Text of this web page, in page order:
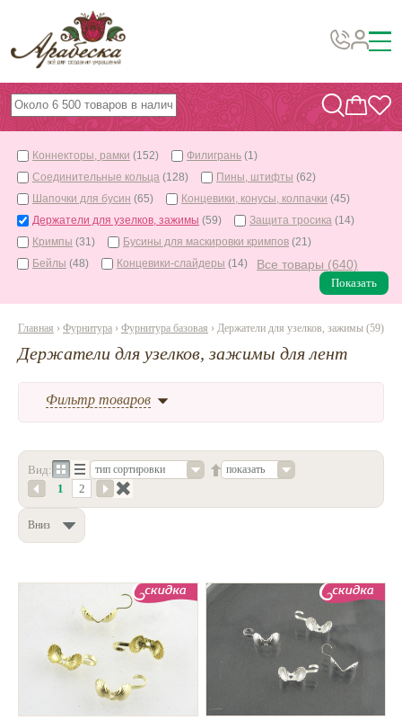
Бусины, подвески, декор
Бисер
Вышивка украшений
Фурнитура
Проволока
Инструменты и материалы
Шнуры, ленты, нитки
По темам и сезонам
Бисер TOHO
Всё для вышивки
Проволока
Натуральные камни
Новинки!
О магазине
Коннекторы, рамки (152) Филигрань (1)
Соединительные кольца (128) Пины, штифты (62)
Шапочки для бусин (65) Концевики, конусы, колпачки (45)
Держатели для узелков, зажимы (59) Защита тросика (14)
Кримпы (31) Бусины для маскировки кримпов (21)
Бейлы (48) Концевики-слайдеры (14) Все товары (640)
Показать
Главная › Фурнитура › Фурнитура базовая › Держатели для узелков, зажимы (59)
Держатели для узелков, зажимы для лент
Фильтр товаров
Вид: тип сортировки показать
1 2
Вниз